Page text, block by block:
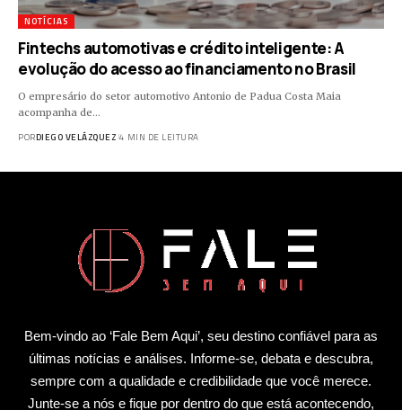
NOTÍCIAS
Fintechs automotivas e crédito inteligente: A
evolução do acesso ao financiamento no Brasil
O empresário do setor automotivo Antonio de Padua Costa Maia
acompanha de…
PORDIEGO VELÁZQUEZ 4 MIN DE LEITURA
Bem-vindo ao ‘Fale Bem Aqui’, seu destino confiável para as
últimas notícias e análises. Informe-se, debata e descubra,
sempre com a qualidade e credibilidade que você merece.
Junte-se a nós e fique por dentro do que está acontecendo,